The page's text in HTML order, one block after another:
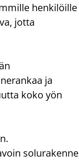
henkilöille
jotta
ja
koko yön
solurakenne